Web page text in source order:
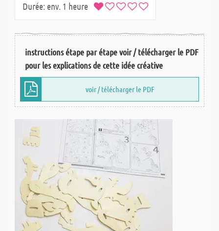
Durée: env. 1 heure
instructions étape par étape voir / télécharger le PDF
pour les explications de cette idée créative
voir / télécharger le PDF